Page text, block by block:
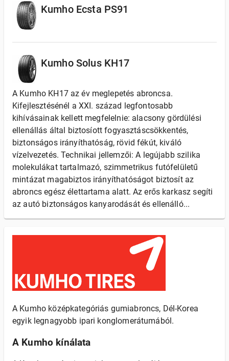
Kumho Ecsta PS91
Kumho Solus KH17
A Kumho KH17 az év meglepetés abroncsa.
Kifejlesztésénél a XXI. század legfontosabb
kihívásainak kellett megfelelnie: alacsony gördülési
ellenállás által biztosíott fogyasztáscsökkentés,
biztonságos irányíthatóság, rövid fékút, kiváló
vízelvezetés. Technikai jellemzői: A legújabb szilika
molekulákat tartalmazó, szimmetrikus futófelületű
mintázat magabiztos irányíthatóságot biztosít az
abroncs egész élettartama alatt. Az erős karkasz segíti
az autó biztonságos kanyarodását és ellenálló...
A Kumho középkategóriás gumiabroncs, Dél-Korea
egyik legnagyobb ipari konglomerátumából.
A Kumho kínálata